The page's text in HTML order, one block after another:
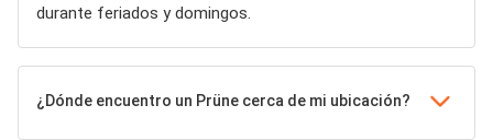
durante feriados y domingos.
¿Dónde encuentro un Prüne cerca de mi ubicación?